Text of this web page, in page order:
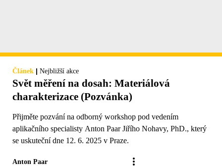
Článek | Nejbližší akce
Svět měření na dosah: Materiálová
charakterizace (Pozvánka)
Přijměte pozvání na odborný workshop pod vedením
aplikačního specialisty Anton Paar Jiřího Nohavy, PhD., který
se uskuteční dne 12. 6. 2025 v Praze.
Anton Paar